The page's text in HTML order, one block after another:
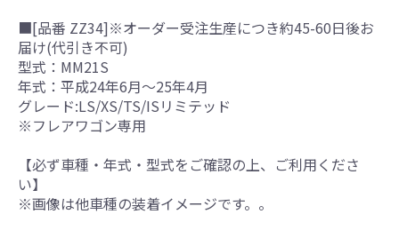
■[品番 ZZ34]※オーダー受注生産につき約45-60日後お
届け(代引き不可)
型式：MM21S
年式：平成24年6月～25年4月
グレード:LS/XS/TS/ISリミテッド
※フレアワゴン専用
【必ず車種・年式・型式をご確認の上、ご利用くださ
い】
※画像は他車種の装着イメージです。。